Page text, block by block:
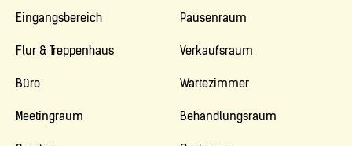
Eingangsbereich
Flur & Treppenhaus
Büro
Meetingraum
Pausenraum
Verkaufsraum
Wartezimmer
Behandlungsraum